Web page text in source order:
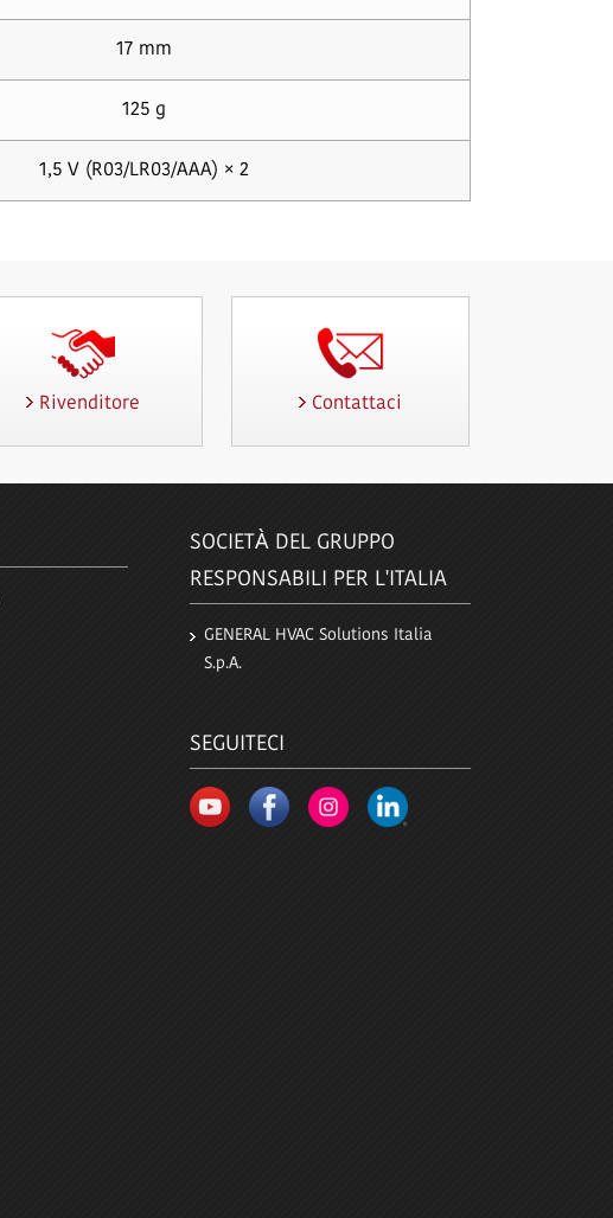
17 mm
125 g
1,5 V (R03/LR03/AAA) × 2
Rivenditore Contattaci
SOCIETÀ DEL GRUPPO
RESPONSABILI PER L'ITALIA
GENERAL HVAC Solutions Italia
S.p.A.
SEGUITECI